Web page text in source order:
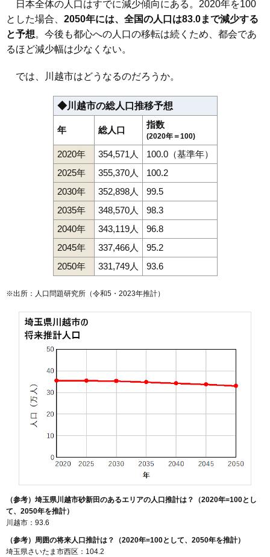
114 中福 12万円 1,230万円 -2.2%
115 古谷上 12万円 1,002万円 -6.7%
116 鴨田 12万円 1,174万円 -3.5%
117 松郷 12万円
118 かし野台 11万円
上松原 11万円
萱沼 11万円
1,444万円
古谷本郷 6.7万円 965万円
菅間 6.6万円
下小坂 6.2万円
中老袋 6.1万円
下老袋 5.7万円
鹿飼 5.6万円
石田本郷 5.3万円
131 寺井 5.1万円
132 平塚
133 上老袋
平塚新田 3.9万円 1,048万円
御成町 3.3万円 598万円
日本全体の人口はすでに減少傾向にある。2020年を100
とした場合、 2050年には、全国の人口は83.0まで減少する
と予想。今後も都心への人口の移転は続くため、都会であ
るほど減少幅は少なくない。
では、川越市はどうなるのだろうか。
◆川越市の総人口推移予想
年 総人口
指数
(2020年＝100)
2020年 354,571人
100.0（基準年）
2025年
355,370人
100.2
2030年
352,898人
99.5
2035年
348,570人
98.3
2040年
343,119人
96.8
2045年
337,466人
95.2
2050年
331,749人 93.6
※出所：人口問題研究所（令和5・2023年推計）
（参考）埼玉県川越市砂新田のあるエリアの人口推計は？（2020年=100とし
て、2050年を推計）
川越市：93.6
（参考）周囲の将来人口推計は？（2020年=100として、2050年を推計）
埼玉県さいたま市西区：104.2